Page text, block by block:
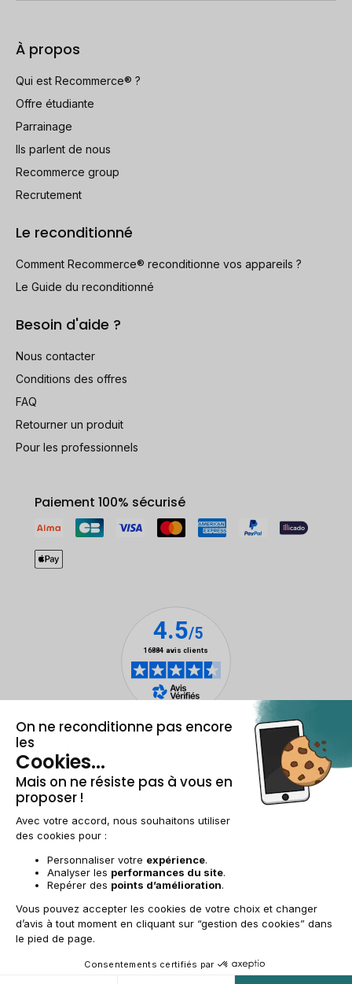
À propos
Qui est Recommerce® ?
Offre étudiante
Parrainage
Ils parlent de nous
Recommerce group
Recrutement
Le reconditionné
Comment Recommerce® reconditionne vos appareils ?
Le Guide du reconditionné
Besoin d'aide ?
Nous contacter
Conditions des offres
FAQ
Retourner un produit
Pour les professionnels
Paiement 100% sécurisé
Mentions légales et CGUGestion des cookies
Conditions générales de vente
AccessibilitéPlan du site
FR | €
© 2009-2025 RECOMMERCE - Tous droits réservés.